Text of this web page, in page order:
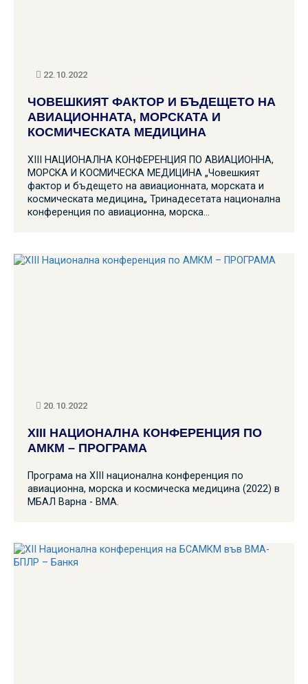
22.10.2022
ЧОВЕШКИЯТ ФАКТОР И БЪДЕЩЕТО НА
АВИАЦИОННАТА, МОРСКАТА И
КОСМИЧЕСКАТА МЕДИЦИНА
XIII НАЦИОНАЛНА КОНФЕРЕНЦИЯ ПО АВИАЦИОННА,
МОРСКА И КОСМИЧЕСКА МЕДИЦИНА „Човешкият
фактор и бъдещето на авиационната, морската и
космическата медицина„ Тринадесетата национална
конференция по авиационна, морска…
20.10.2022
XIII НАЦИОНАЛНА КОНФЕРЕНЦИЯ ПО
АМКМ – ПРОГРАМА
Програма на XIII национална конференция по
авиационна, морска и космическа медицина (2022) в
МБАЛ Варна - ВМА.